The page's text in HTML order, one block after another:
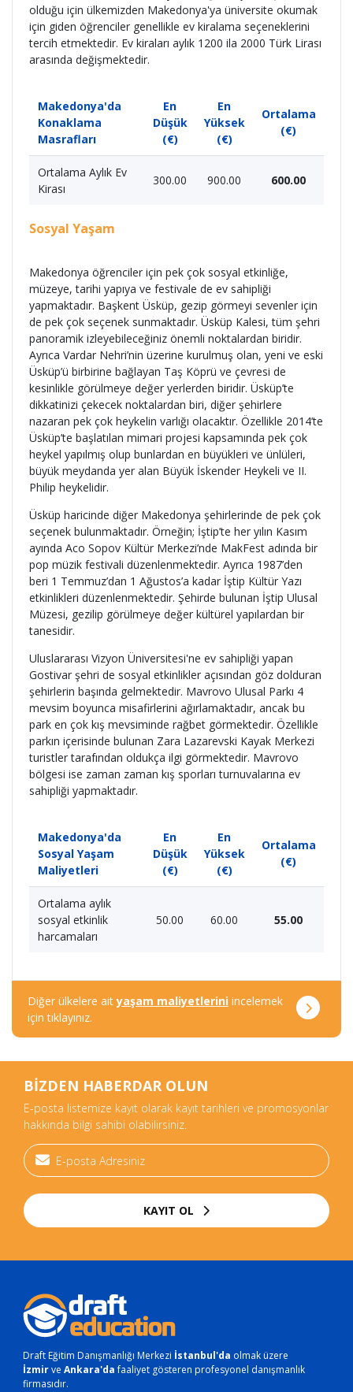
olduğu için ülkemizden Makedonya'ya üniversite okumak
için giden öğrenciler genellikle ev kiralama seçeneklerini
tercih etmektedir. Ev kiraları aylık 1200 ila 2000 Türk Lirası
arasında değişmektedir.
Makedonya'da
Konaklama
Masrafları
En
Düşük
(€)
En
Yüksek
(€)
Ortalama
(€)
Ortalama Aylık Ev
Kirası
300.00 900.00 600.00
Sosyal Yaşam
Makedonya öğrenciler için pek çok sosyal etkinliğe,
müzeye, tarihi yapıya ve festivale de ev sahipliği
yapmaktadır. Başkent Üsküp, gezip görmeyi sevenler için
de pek çok seçenek sunmaktadır. Üsküp Kalesi, tüm şehri
panoramik izleyebileceğiniz önemli noktalardan biridir.
Ayrıca Vardar Nehri’nin üzerine kurulmuş olan, yeni ve eski
Üsküp’ü birbirine bağlayan Taş Köprü ve çevresi de
kesinlikle görülmeye değer yerlerden biridir. Üsküp’te
dikkatinizi çekecek noktalardan biri, diğer şehirlere
nazaran pek çok heykelin varlığı olacaktır. Özellikle 2014’te
Üsküp’te başlatılan mimari projesi kapsamında pek çok
heykel yapılmış olup bunlardan en büyükleri ve ünlüleri,
büyük meydanda yer alan Büyük İskender Heykeli ve II.
Philip heykelidir.
Üsküp haricinde diğer Makedonya şehirlerinde de pek çok
seçenek bulunmaktadır. Örneğin; İştip’te her yılın Kasım
ayında Aco Sopov Kültür Merkezi’nde MakFest adında bir
pop müzik festivali düzenlenmektedir. Ayrıca 1987’den
beri 1 Temmuz’dan 1 Ağustos’a kadar İştip Kültür Yazı
etkinlikleri düzenlenmektedir. Şehirde bulunan İştip Ulusal
Müzesi, gezilip görülmeye değer kültürel yapılardan bir
tanesidir.
Uluslararası Vizyon Üniversitesi'ne ev sahipliği yapan
Gostivar şehri de sosyal etkinlikler açısından göz dolduran
şehirlerin başında gelmektedir. Mavrovo Ulusal Parkı 4
mevsim boyunca misafirlerini ağırlamaktadır, ancak bu
park en çok kış mevsiminde rağbet görmektedir. Özellikle
parkın içerisinde bulunan Zara Lazarevski Kayak Merkezi
turistler tarafından oldukça ilgi görmektedir. Mavrovo
bölgesi ise zaman zaman kış sporları turnuvalarına ev
sahipliği yapmaktadır.
Makedonya'da
Sosyal Yaşam
Maliyetleri
En
Düşük
(€)
En
Yüksek
(€)
Ortalama
(€)
Ortalama aylık
sosyal etkinlik
harcamaları
50.00 60.00 55.00
Diğer ülkelere aityaşam maliyetlerini incelemek
için tıklayınız.
BİZDEN HABERDAR OLUN
E-posta listemize kayıt olarak kayıt tarihleri ve promosyonlar
hakkında bilgi sahibi olabilirsiniz.
KAYIT OL
Draft Eğitim Danışmanlığı Merkezi İstanbul'da olmak üzere
İzmirve Ankara'dafaaliyet gösteren profesyonel danışmanlık
firmasıdır.